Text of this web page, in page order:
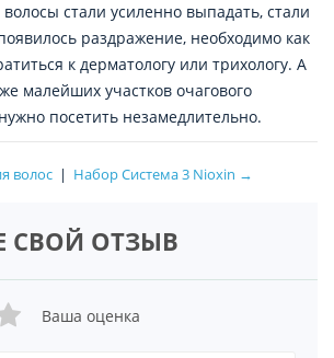
стали усиленно выпадать, стали
раздражение, необходимо как
к дерматологу или трихологу. А
малейших участков очагового
посетить незамедлительно.
волос | Набор Система 3 Nioxin →
СВОЙ ОТЗЫВ
Ваша оценка